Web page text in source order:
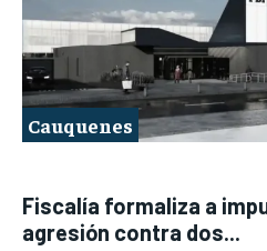
Cauquenes
Fiscalía formaliza a
agresión contra dos...